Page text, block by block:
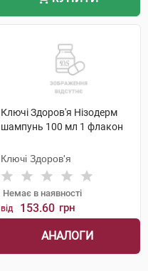
Ключі Здоров'я Нізодерм
шампунь 100 мл 1 флакон
Ключі Здоров'я
Немає в наявності
від 153.60 грн
АНАЛОГИ